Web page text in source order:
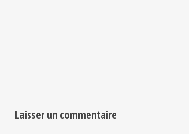
Laisser un commentaire